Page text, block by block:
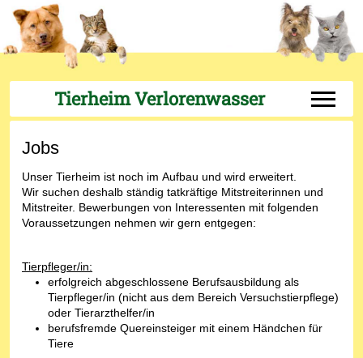
Tierheim Verlorenwasser Off-
Jobs
Unser Tierheim ist noch im Aufbau und wird erweitert.
Wir suchen deshalb ständig tatkräftige Mitstreiterinnen und
Mitstreiter. Bewerbungen von Interessenten mit folgenden
Voraussetzungen nehmen wir gern entgegen:
Tierpfleger/in:
erfolgreich abgeschlossene Berufsausbildung als
Tierpfleger/in (nicht aus dem Bereich Versuchstierpflege)
oder Tierarzthelfer/in
berufsfremde Quereinsteiger mit einem Händchen für
Tiere